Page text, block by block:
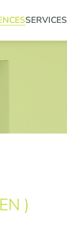
SERVICES
)